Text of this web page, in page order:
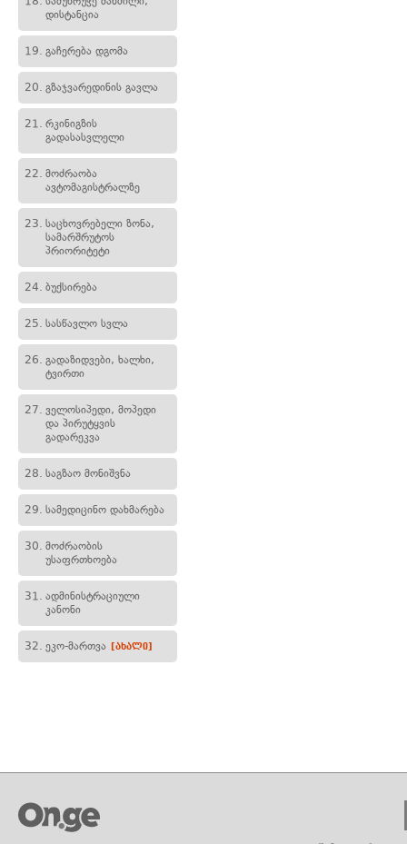
დისტანცია
19. გაჩერება დგომა
20. გზაჯვარედინის გავლა
21. რკინიგზის
გადასასვლელი
22. მოძრაობა
ავტომაგისტრალზე
23. საცხოვრებელი ზონა,
სამარშრუტოს
პრიორიტეტი
24. ბუქსირება
25. სასწავლო სვლა
26. გადაზიდვები, ხალხი,
ტვირთი
27. ველოსიპედი, მოპედი
და პირუტყვის
გადარეკვა
28. საგზაო მონიშვნა
29. სამედიცინო დახმარება
30. მოძრაობის
უსაფრთხოება
31. ადმინისტრაციული
კანონი
32. ეკო-მართვა [ახალი]